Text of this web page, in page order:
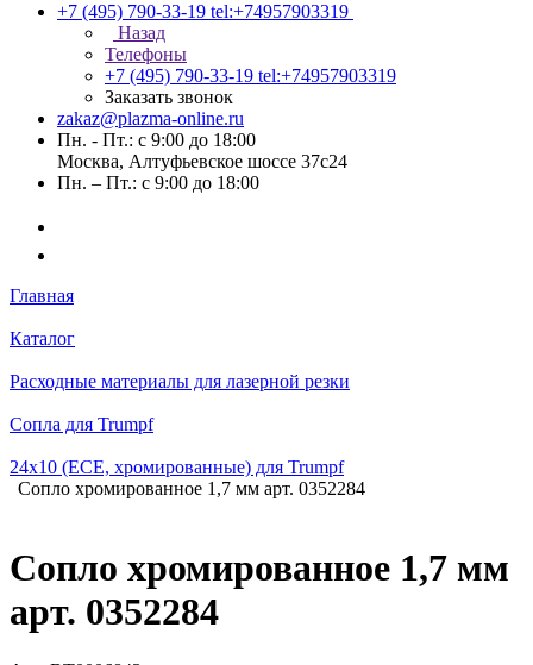
+7 (495) 790-33-19 tel:+74957903319
Назад
Телефоны
+7 (495) 790-33-19 tel:+74957903319
Заказать звонок
zakaz@plazma-online.ru
Пн. - Пт.: с 9:00 до 18:00
Москва, Алтуфьевское шоссе 37с24
Пн. – Пт.: с 9:00 до 18:00
Главная
Каталог
Расходные материалы для лазерной резки
Сопла для Trumpf
24х10 (ECE, хромированные) для Trumpf
Сопло хромированное 1,7 мм арт. 0352284
Сопло хромированное 1,7 мм
арт. 0352284